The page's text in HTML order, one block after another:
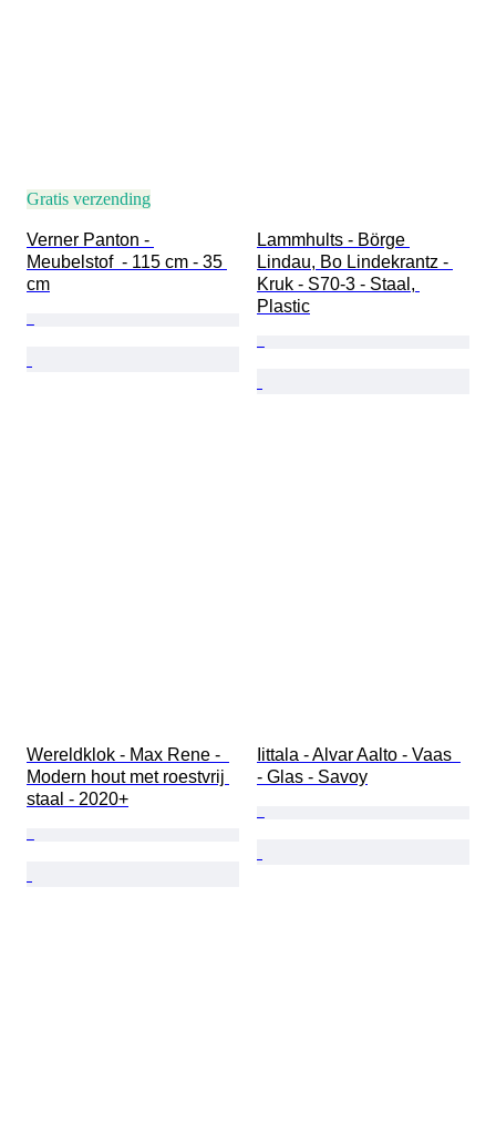
Gratis verzending
Verner Panton -
Meubelstof  - 115 cm - 35
cm
Lammhults - Börge
Lindau, Bo Lindekrantz -
Kruk - S70-3 - Staal,
Plastic
Wereldklok - Max Rene -
Modern hout met roestvrij
staal - 2020+
Iittala - Alvar Aalto - Vaas
- Glas - Savoy